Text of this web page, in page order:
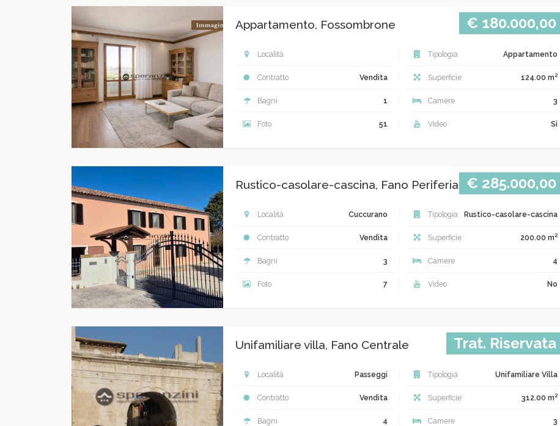
Appartamento, Fossombrone € 180.000,00
Località Tipologia Appartamento
Contratto Vendita Superficie 124.00 m2
Bagni 1 Camere 3
Foto 51 Video Sì
Rustico-casolare-cascina, Fano Periferia € 285.000,00
Località Cuccurano Tipologia Rustico-casolare-cascina
Contratto Vendita Superficie 200.00 m2
Bagni 3 Camere 4
Foto 7 Video No
Unifamiliare villa, Fano Centrale Trat. Riservata
Località Passeggi Tipologia Unifamiliare Villa
Contratto Vendita Superficie 312.00 m2
Bagni 4 Camere 3